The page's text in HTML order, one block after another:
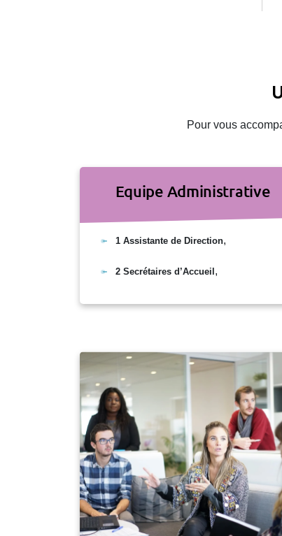
Pour vous
Equipe Administrative
1 Assistante de Direction,
2 Secrétaires d’Accueil ,